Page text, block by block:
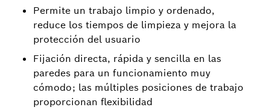
Permite un trabajo limpio y ordenado,
reduce los tiempos de limpieza y mejora la
protección del usuario
Fijación directa, rápida y sencilla en las
paredes para un funcionamiento muy
cómodo; las múltiples posiciones de trabajo
proporcionan flexibilidad